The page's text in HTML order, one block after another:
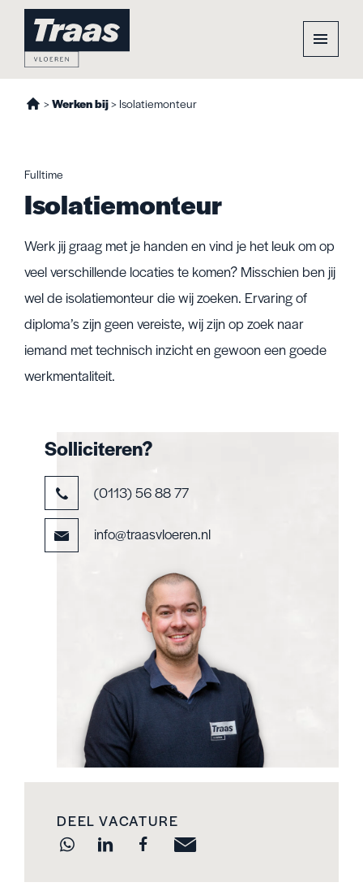
> Werken bij> Isolatiemonteur
Fulltime
Isolatiemonteur
Werk jij graag met je handen en vind je het leuk om op
veel verschillende locaties te komen? Misschien ben jij
wel de isolatiemonteur die wij zoeken. Ervaring of
diploma’s zijn geen vereiste, wij zijn op zoek naar
iemand met technisch inzicht en gewoon een goede
werkmentaliteit.
Solliciteren?
(0113) 56 88 77
info@traasvloeren.nl
DEEL VACATURE